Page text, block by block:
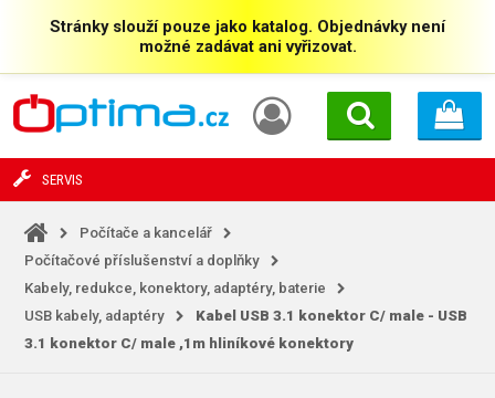
Stránky slouží pouze jako katalog. Objednávky není
možné zadávat ani vyřizovat.
SERVIS
Počítače a kancelář
Počítačové příslušenství a doplňky
Kabely, redukce, konektory, adaptéry, baterie
USB kabely, adaptéry
Kabel USB 3.1 konektor C/ male - USB
3.1 konektor C/ male ,1m hliníkové konektory